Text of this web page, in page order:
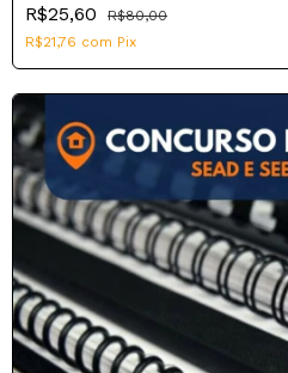
R$25,60
R$80,00
R$21,76 com Pix